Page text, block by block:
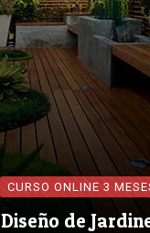
CURSO ONLINE 3
Diseño de